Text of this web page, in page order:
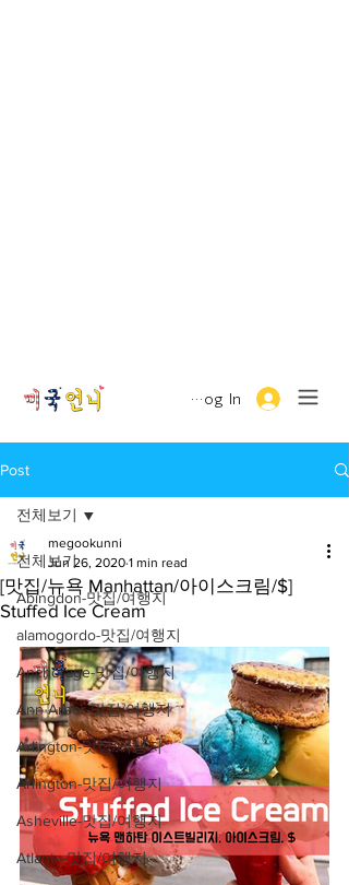
Log In
Post
전체보기
Abingdon-맛집/여행지
alamogordo-맛집/여행지
Anchorage-맛집/여행지
Ann Arbor-맛집/여행지
Arlington-맛집/여행지
Arlington-맛집/여행지
Asheville-맛집/여행지
Atlanta-맛집/여행지
전체보기
[맛집/뉴욕 Manhattan/아이스크림/$]
Stuffed Ice Cream
megookunni
Jun 26, 2020 1 min read